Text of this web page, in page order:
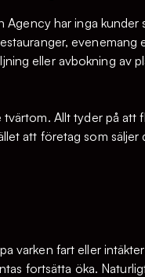
har inga kunder
evenemang
eller avbokning av
Allt tyder på
att företag som
varken fart eller
fortsätta öka.